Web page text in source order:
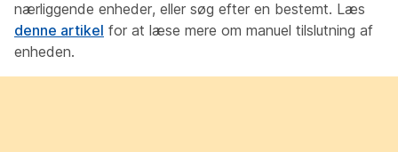
nærliggende enheder, eller søg efter en bestemt. Læs
denne artikel for at læse mere om manuel tilslutning af
enheden.